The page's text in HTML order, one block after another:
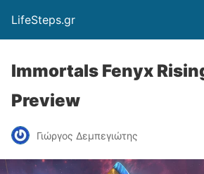
LifeSteps.gr
Immortals Fenyx
Preview
Γιώργος Δεμπεγιώτης